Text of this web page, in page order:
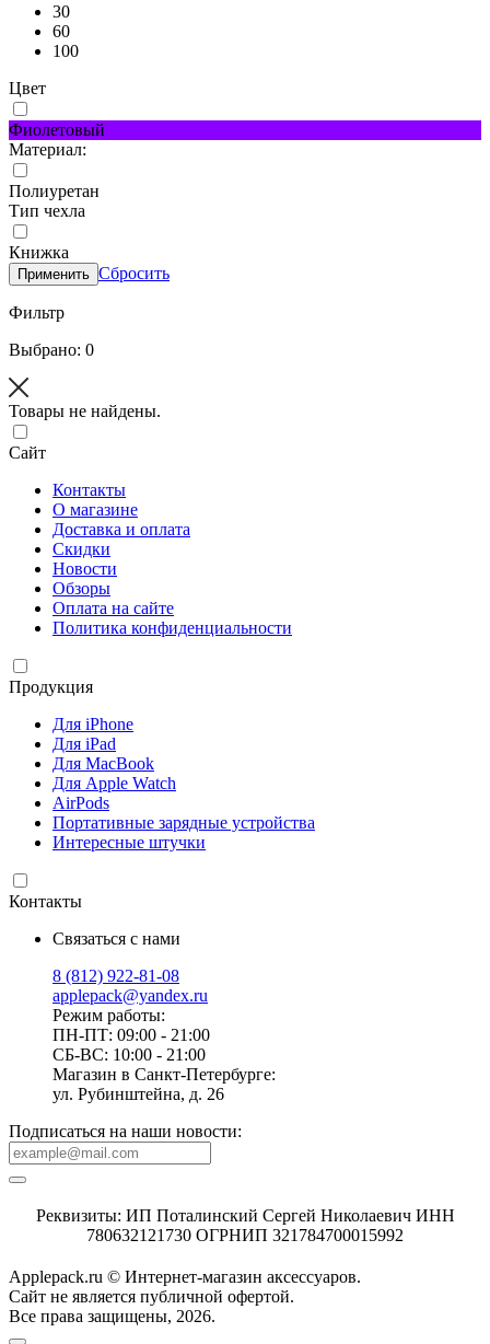
30
60
100
Цвет
Фиолетовый
Материал:
Полиуретан
Тип чехла
Книжка
Применить Сбросить
Фильтр
Выбрано: 0
Товары не найдены.
Сайт
Контакты
О магазине
Доставка и оплата
Скидки
Новости
Обзоры
Оплата на сайте
Политика конфиденциальности
Продукция
Для iPhone
Для iPad
Для MacBook
Для Apple Watch
AirPods
Портативные зарядные устройства
Интересные штучки
Контакты
Связаться с нами
8 (812) 922-81-08
applepack@yandex.ru
Режим работы:
ПН-ПТ: 09:00 - 21:00
СБ-ВС: 10:00 - 21:00
Магазин в Санкт-Петербурге:
ул. Рубинштейна, д. 26
Подписаться на наши новости:
Реквизиты: ИП Поталинский Сергей Николаевич ИНН
780632121730 ОГРНИП 321784700015992
Applepack.ru © Интернет-магазин аксессуаров.
Cайт не является публичной офертой.
Все права защищены, 2026.